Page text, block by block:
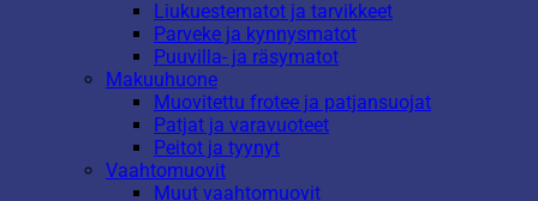
Liukuestematot ja tarvikkeet
Parveke ja kynnysmatot
Puuvilla- ja räsymatot
Makuuhuone
Muovitettu frotee ja patjansuojat
Patjat ja varavuoteet
Peitot ja tyynyt
Vaahtomuovit
Muut vaahtomuovit